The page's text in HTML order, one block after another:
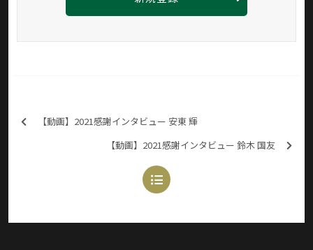
【動画】2021感謝インタビュー 安東 輝
【動画】2021感謝インタビュー 鈴木 国友